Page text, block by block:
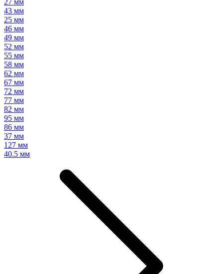
27 мм
43 мм
25 мм
46 мм
49 мм
52 мм
55 мм
58 мм
62 мм
67 мм
72 мм
77 мм
82 мм
95 мм
86 мм
37 мм
127 мм
40.5 мм